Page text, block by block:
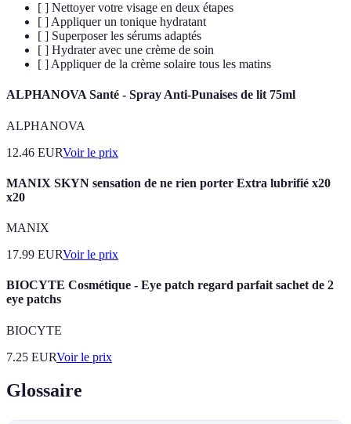
[ ] Nettoyer votre visage en deux étapes
[ ] Appliquer un tonique hydratant
[ ] Superposer les sérums adaptés
[ ] Hydrater avec une crème de soin
[ ] Appliquer de la crème solaire tous les matins
ALPHANOVA Santé - Spray Anti-Punaises de lit 75ml
ALPHANOVA
12.46 EURVoir le prix
MANIX SKYN sensation de ne rien porter Extra lubrifié x20
x20
MANIX
17.99 EURVoir le prix
BIOCYTE Cosmétique - Eye patch regard parfait sachet de 2
eye patchs
BIOCYTE
7.25 EURVoir le prix
Glossaire